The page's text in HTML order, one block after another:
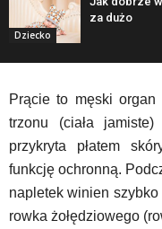
Dziecko
za dużo
Prącie to męski
trzonu (ciała
przykryta płatem
funkcję ochronną.
napletek winien
rowka żołędziowego